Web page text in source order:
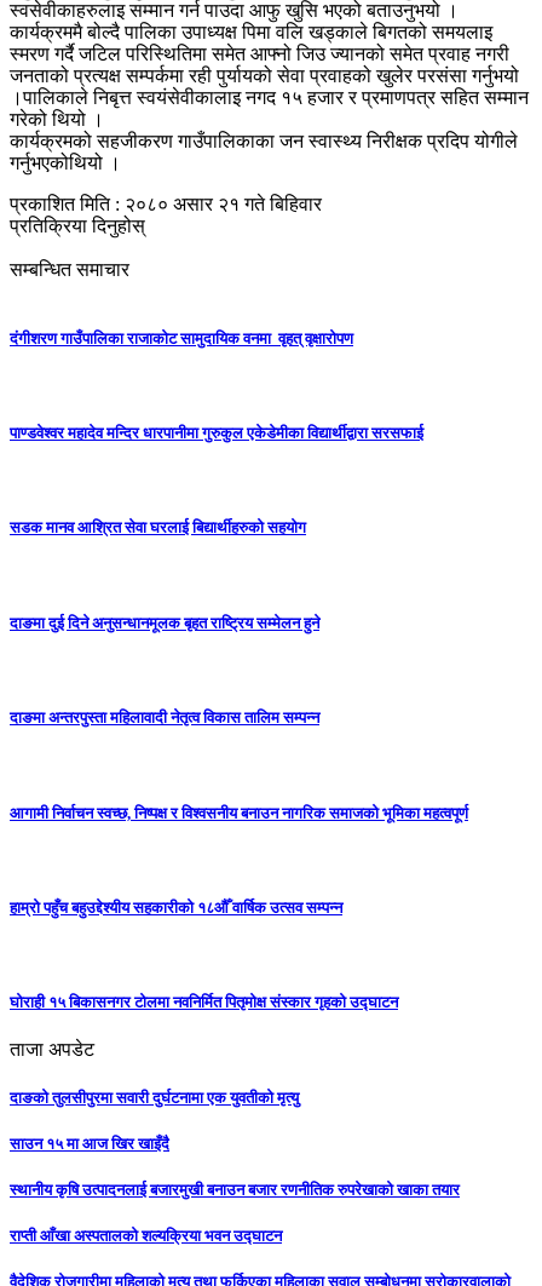
स्वसेवीकाहरुलाइ सम्मान गर्न पाउदा आफु खुसि भएको बताउनुभयो ।
कार्यक्रममै बोल्दै पालिका उपाध्यक्ष पिमा वलि खड्काले बिगतको समयलाइ
स्मरण गर्दै जटिल परिस्थितिमा समेत आफ्नो जिउ ज्यानको समेत प्रवाह नगरी
जनताको प्रत्यक्ष सम्पर्कमा रही पुर्यायको सेवा प्रवाहको खुलेर परसंसा गर्नुभयो
।पालिकाले निबृत्त स्वयंसेवीकालाइ नगद १५ हजार र प्रमाणपत्र सहित सम्मान
गरेको थियो ।
कार्यक्रमको सहजीकरण गाउँपालिकाका जन स्वास्थ्य निरीक्षक प्रदिप योगीले
गर्नुभएकोथियो ।
प्रकाशित मिति : २०८० असार २१ गते बिहिवार
प्रतिक्रिया दिनुहोस्
सम्बन्धित समाचार
दंगीशरण गाउँपालिका राजाकाेट सामुदायिक वनमा वृहत् वृक्षारोपण
पाण्डवेश्वर महादेव मन्दिर धारपानीमा गुरुकुल एकेडेमीका विद्यार्थीद्वारा सरसफाई
सडक मानव आश्रित सेवा घरलाई बिद्यार्थीहरुको सहयोग
दाङमा दुई दिने अनुसन्धानमूलक बृहत राष्ट्रिय सम्मेलन हुने
दाङमा अन्तरपुस्ता महिलावादी नेतृत्व विकास तालिम सम्पन्न
आगामी निर्वाचन स्वच्छ, निष्पक्ष र विश्वसनीय बनाउन नागरिक समाजको भूमिका महत्वपूर्ण
हाम्रो पहुँच बहुउद्देश्यीय सहकारीको १८औँ वार्षिक उत्सव सम्पन्न
घोराही १५ बिकासनगर टोलमा नवनिर्मित पितृमोक्ष संस्कार गृहको उद्घाटन
ताजा अपडेट
दाङको तुलसीपुरमा सवारी दुर्घटनामा एक युवतीको मृत्यु
साउन १५ मा आज खिर खाइँदै
स्थानीय कृषि उत्पादनलाई बजारमुखी बनाउन बजार रणनीतिक रुपरेखाको खाका तयार
राप्ती आँखा अस्पतालको शल्यक्रिया भवन उद्घाटन
वैदेशिक रोजगारीमा महिलाको मृत्यु तथा फर्किएका महिलाका सवाल सम्बोधनमा सरोकारवालाको